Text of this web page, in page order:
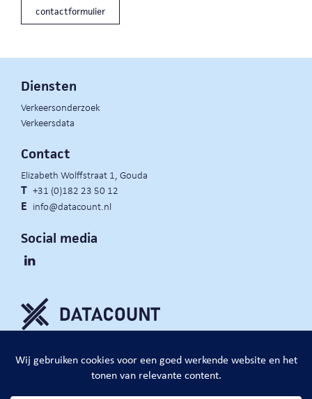
contactformulier
Diensten
Verkeersonderzoek
Verkeersdata
Contact
Elizabeth Wolffstraat 1, Gouda
T +31 (0)182 23 50 12
E info@datacount.nl
Social media
cookie notice